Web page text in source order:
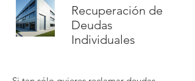
Recuperación de
Deudas
Individuales